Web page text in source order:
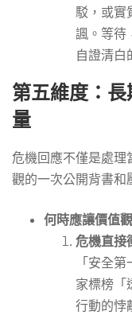
駁，或實
諷。等
自證清白
第五維度：
量
危機回應不僅是處理
觀的一次公開背書和
何時應讓價值
危機直接
「安全
家標榜「
行動的悖